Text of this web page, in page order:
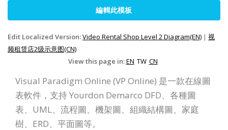
編輯此模板
Edit Localized Version:Video Rental Shop Level 2 Diagram(EN) | 视
频租赁店2级示意图(CN)
View this page in:EN TW CN
Visual Paradigm Online (VP Online) 是一款在線圖
表軟件，支持 Yourdon Demarco DFD、各種圖
表、UML、流程圖、機架圖、組織結構圖、家庭
樹、ERD、平面圖等。